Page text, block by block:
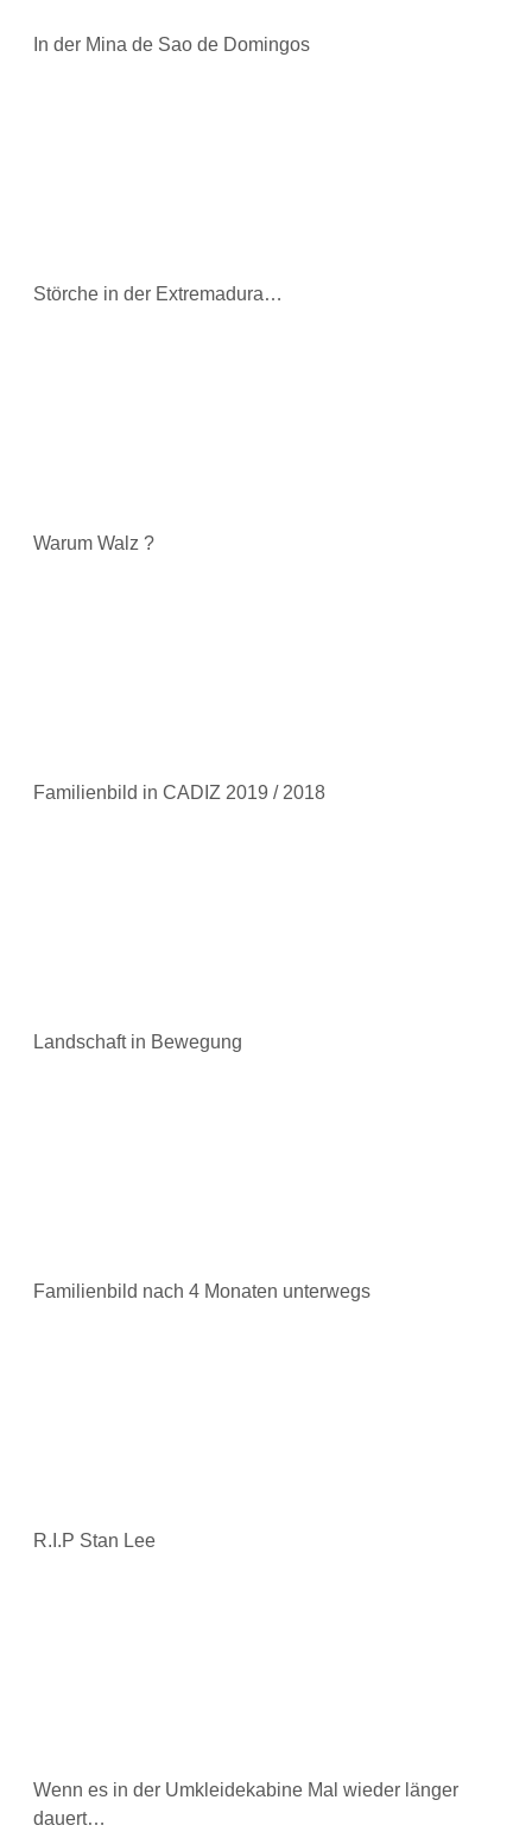
In der Mina de Sao de Domingos
Störche in der Extremadura…
Warum Walz ?
Familienbild in CADIZ 2019 / 2018
Landschaft in Bewegung
Familienbild nach 4 Monaten unterwegs
R.I.P Stan Lee
Wenn es in der Umkleidekabine Mal wieder länger
dauert…